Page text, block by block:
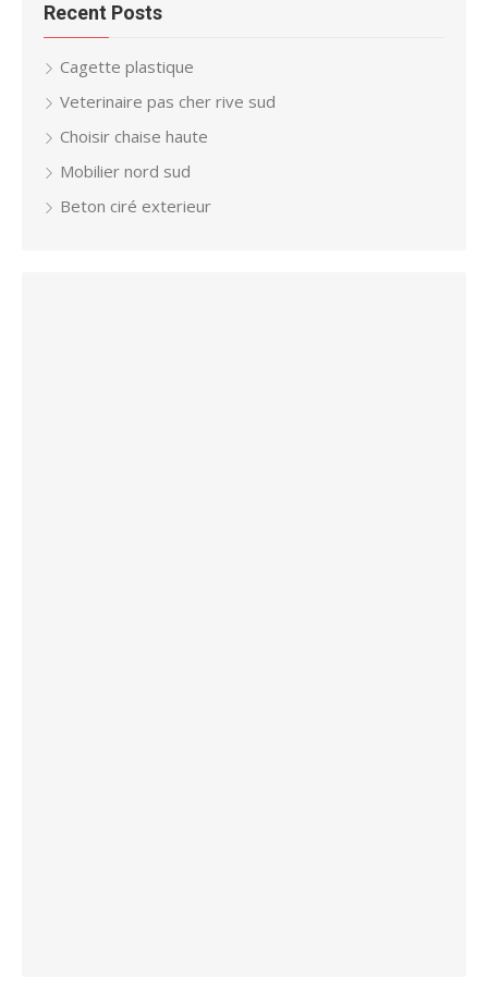
Recent Posts
Cagette plastique
Veterinaire pas cher rive sud
Choisir chaise haute
Mobilier nord sud
Beton ciré exterieur